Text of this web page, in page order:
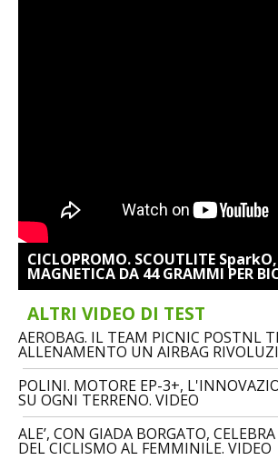
CICLOPROMO. SCOUTLITE
MAGNETICA DA 44 GRAMMI PER
ALTRI VIDEO DI TEST
AEROBAG. IL TEAM PICNIC POSTNL
ALLENAMENTO UN AIRBAG
POLINI. MOTORE EP-3+,
SU OGNI TERRENO. VIDEO
ALE’, CON GIADA BORGATO,
DEL CICLISMO AL FEMMINILE. VIDEO